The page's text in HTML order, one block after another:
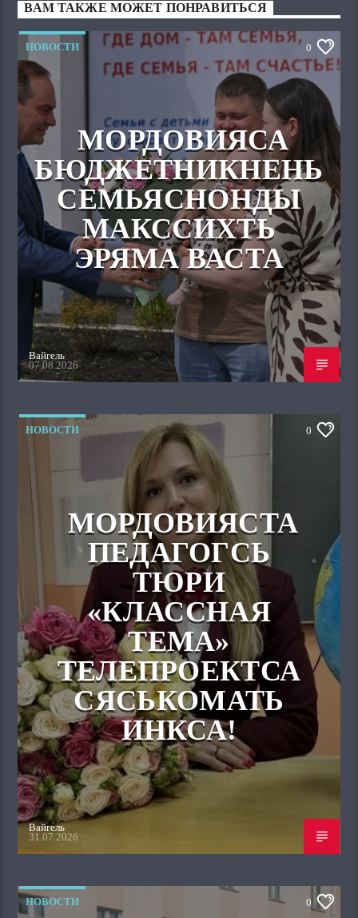
ВАМ ТАКЖЕ МОЖЕТ ПОНРАВИТЬСЯ
НОВОСТИ 0
МОРДОВИЯСА
БЮДЖЕТНИКНЕНЬ
СЕМЬЯСНОНДЫ
МАКССИХТЬ
ЭРЯМА ВАСТА
Вайгель
07.08.2026
НОВОСТИ 0
МОРДОВИЯСТА
ПЕДАГОГСЬ
ТЮРИ
«КЛАССНАЯ
ТЕМА»
ТЕЛЕПРОЕКТСА
СЯСЬКОМАТЬ
ИНКСА!
Вайгель
31.07.2026
НОВОСТИ 0